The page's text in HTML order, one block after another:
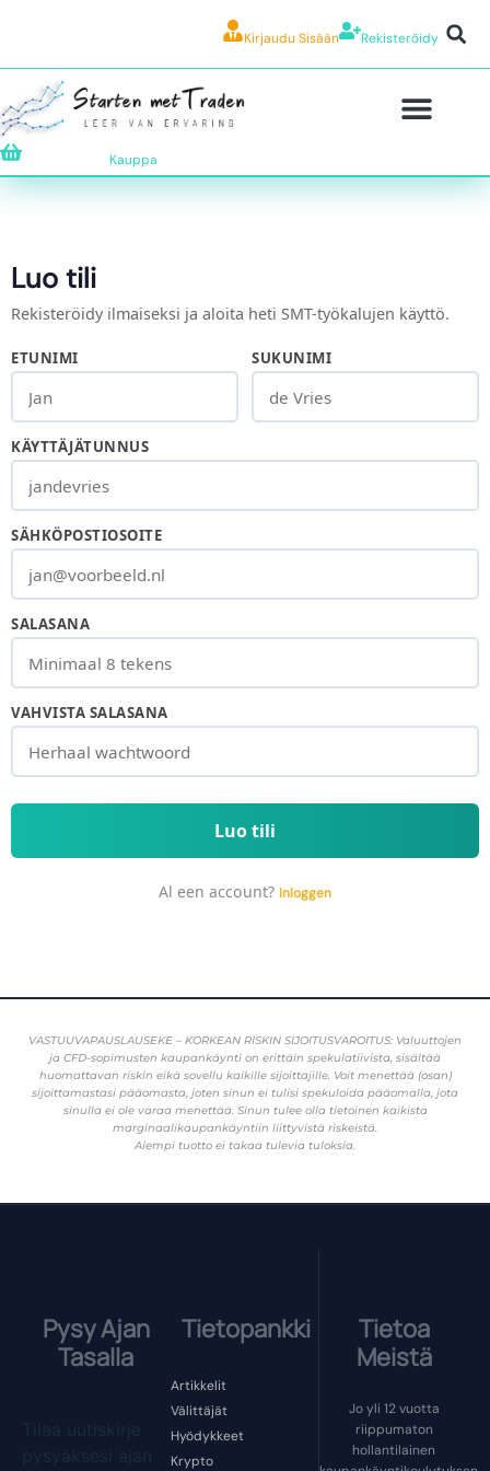
Kirjaudu Sisään Rekisteröidy
Kauppa
Luo tili
Rekisteröidy ilmaiseksi ja aloita heti SMT-työkalujen käyttö.
ETUNIMI SUKUNIMI
KÄYTTÄJÄTUNNUS
SÄHKÖPOSTIOSOITE
SALASANA
VAHVISTA SALASANA
Luo tili
Al een account? Inloggen
VASTUUVAPAUSLAUSEKE – KORKEAN RISKIN SIJOITUSVAROITUS: Valuuttojen
ja CFD-sopimusten kaupankäynti on erittäin spekulatiivista, sisältää
huomattavan riskin eikä sovellu kaikille sijoittajille. Voit menettää (osan)
sijoittamastasi pääomasta, joten sinun ei tulisi spekuloida pääomalla, jota
sinulla ei ole varaa menettää. Sinun tulee olla tietoinen kaikista
marginaalikaupankäyntiin liittyvistä riskeistä.
Aiempi tuotto ei takaa tulevia tuloksia.
Pysy Ajan
Tasalla
Tietopankki
Artikkelit
Välittäjät
Hyödykkeet
Krypto
Tietoa
Meistä
Jo yli 12 vuotta
riippumaton
hollantilainen